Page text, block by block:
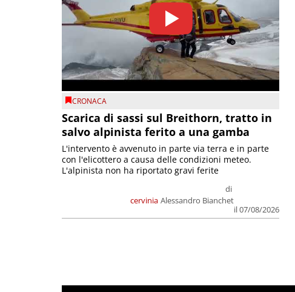
CRONACA
Scarica di sassi sul Breithorn, tratto in
salvo alpinista ferito a una gamba
cervinia
di
Alessandro Bianchet
il 07/08/2026
L'intervento è avvenuto in parte via terra e in parte
con l'elicottero a causa delle condizioni meteo.
L'alpinista non ha riportato gravi ferite